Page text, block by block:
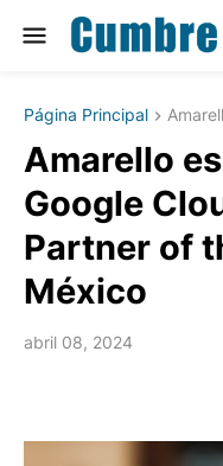
Página Principal
Amarello
Google
Partner of
México
abril 08, 2024